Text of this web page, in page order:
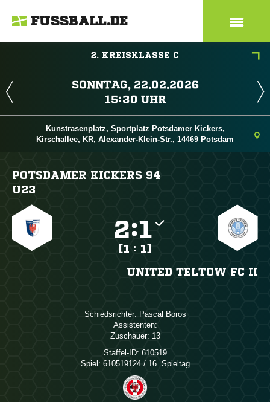
FUSSBALL.DE
2. KREISKLASSE C
 
 
Kunstrasenplatz, Sportplatz Potsdamer Kickers,
Kirschallee, KR, Alexander-Klein-Str., 14469 Potsdam
POTSDAMER KICKERS 94
U23
:
[1 : 1]
UNITED TELTOW FC II
Schiedsrichter:  
Assistenten:
Zuschauer: 13
Staffel-ID: 610519
Spiel: 610519124 / 16. Spieltag